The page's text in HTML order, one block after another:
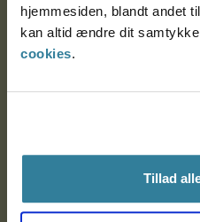
hjemmesiden, blandt andet
kan altid ændre dit
cookies.
Tillad
CVR: 1007 4002
Om Ankestyrelsen
Blanketter og
Links